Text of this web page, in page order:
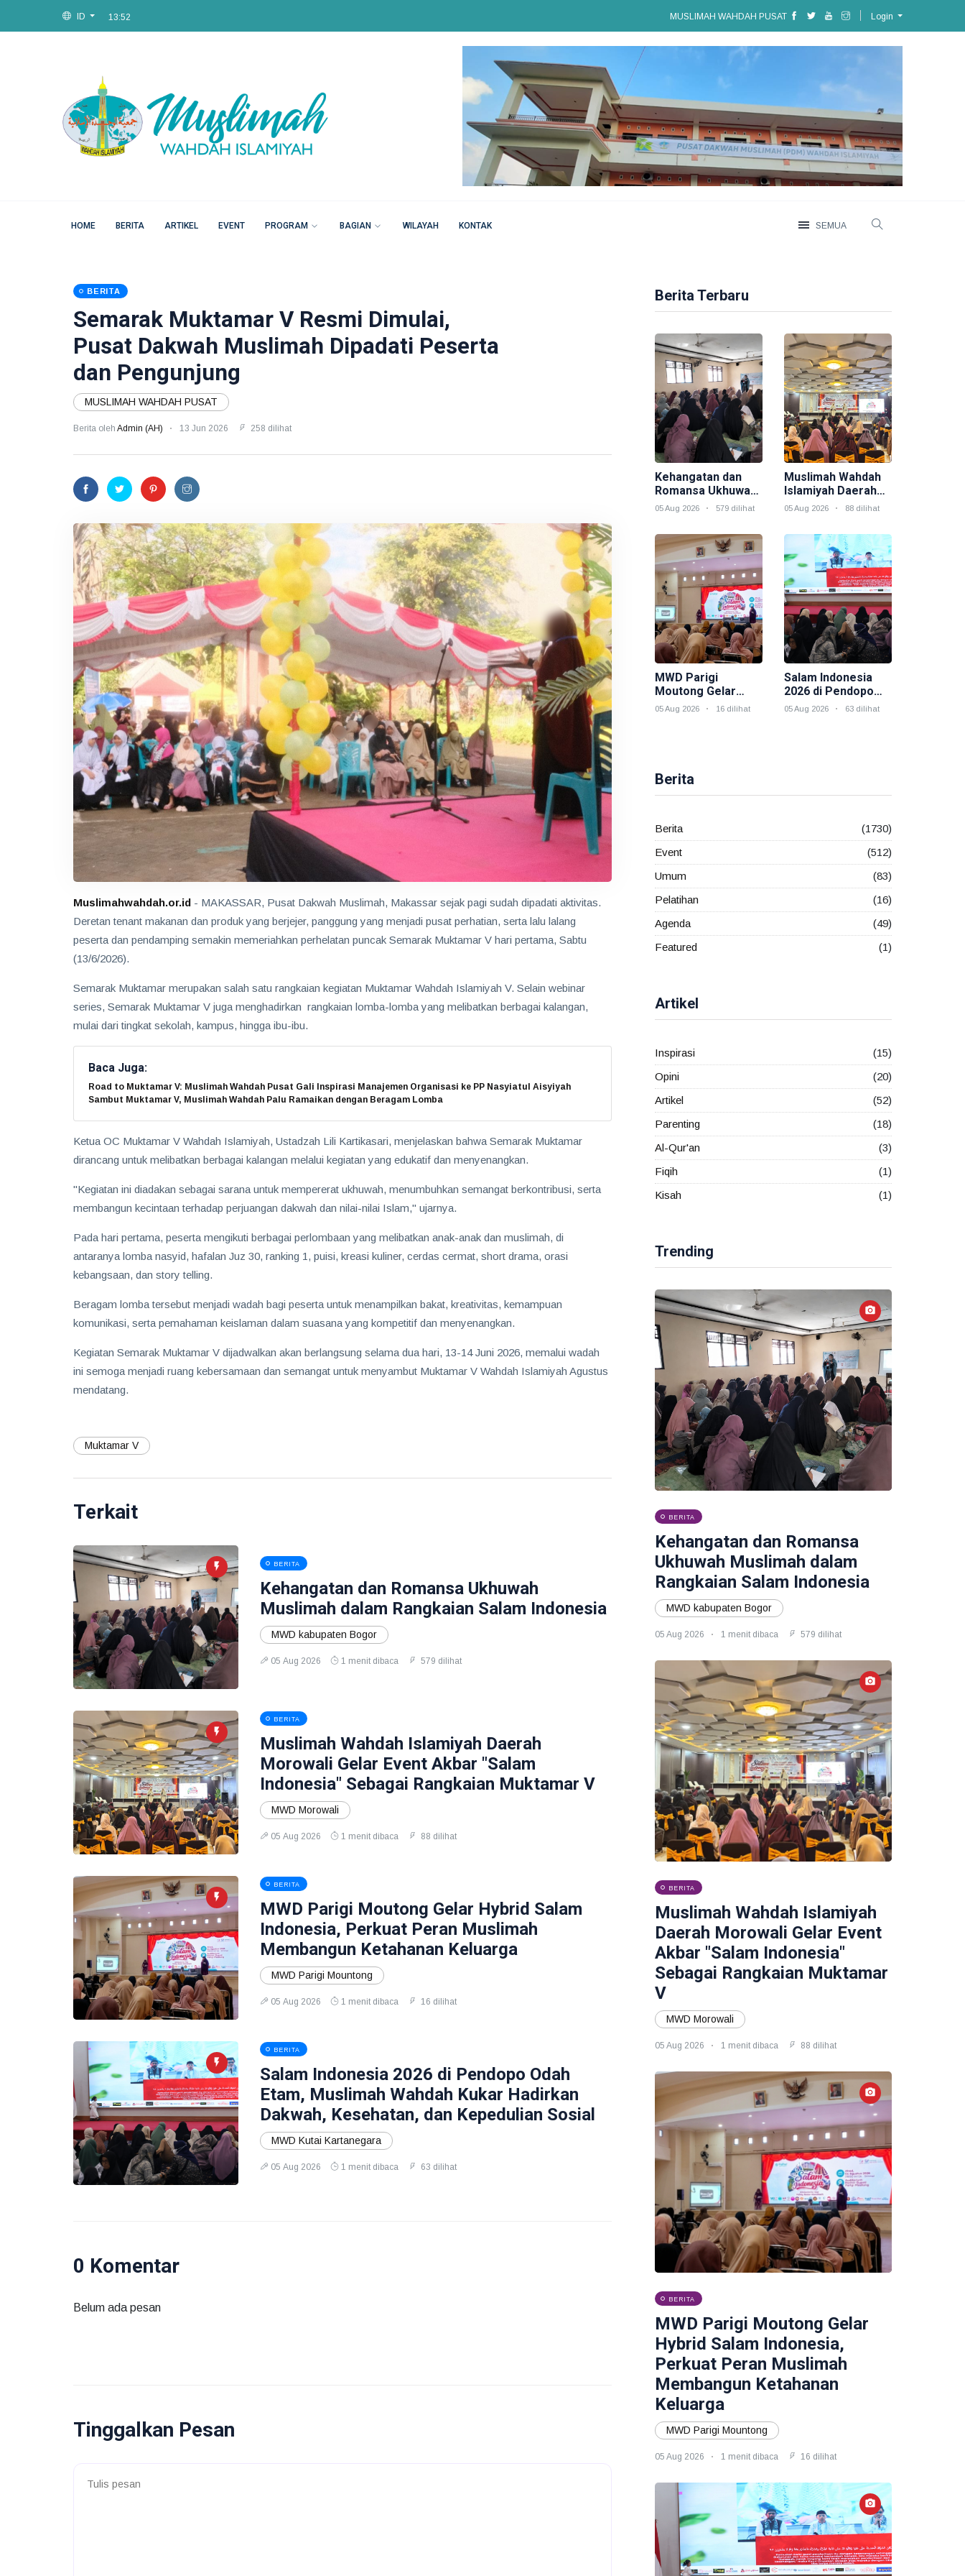
ID
13:52
Fri, 07 Aug 2026
MUSLIMAH WAHDAH PUSAT Login
SEMUA
HOME BERITA ARTIKEL EVENT PROGRAM BAGIAN WILAYAH KONTAK
BERITA
Semarak Muktamar V Resmi Dimulai,
Pusat Dakwah Muslimah Dipadati Peserta
dan Pengunjung
MUSLIMAH WAHDAH PUSAT
Berita oleh Admin (AH) 13 Jun 2026 258 dilihat
Muslimahwahdah.or.id - MAKASSAR, Pusat Dakwah Muslimah, Makassar sejak pagi sudah dipadati aktivitas.
Deretan tenant makanan dan produk yang berjejer, panggung yang menjadi pusat perhatian, serta lalu lalang
peserta dan pendamping semakin memeriahkan perhelatan puncak Semarak Muktamar V hari pertama, Sabtu
(13/6/2026).
Semarak Muktamar merupakan salah satu rangkaian kegiatan Muktamar Wahdah Islamiyah V. Selain webinar
series, Semarak Muktamar V juga menghadirkan rangkaian lomba-lomba yang melibatkan berbagai kalangan,
mulai dari tingkat sekolah, kampus, hingga ibu-ibu.
Baca Juga:
Road to Muktamar V: Muslimah Wahdah Pusat Gali Inspirasi Manajemen Organisasi ke PP Nasyiatul Aisyiyah
Sambut Muktamar V, Muslimah Wahdah Palu Ramaikan dengan Beragam Lomba
Ketua OC Muktamar V Wahdah Islamiyah, Ustadzah Lili Kartikasari, menjelaskan bahwa Semarak Muktamar
dirancang untuk melibatkan berbagai kalangan melalui kegiatan yang edukatif dan menyenangkan.
"Kegiatan ini diadakan sebagai sarana untuk mempererat ukhuwah, menumbuhkan semangat berkontribusi, serta
membangun kecintaan terhadap perjuangan dakwah dan nilai-nilai Islam," ujarnya.
Pada hari pertama, peserta mengikuti berbagai perlombaan yang melibatkan anak-anak dan muslimah, di
antaranya lomba nasyid, hafalan Juz 30, ranking 1, puisi, kreasi kuliner, cerdas cermat, short drama, orasi
kebangsaan, dan story telling.
Beragam lomba tersebut menjadi wadah bagi peserta untuk menampilkan bakat, kreativitas, kemampuan
komunikasi, serta pemahaman keislaman dalam suasana yang kompetitif dan menyenangkan.
Kegiatan Semarak Muktamar V dijadwalkan akan berlangsung selama dua hari, 13-14 Juni 2026, memalui wadah
ini semoga menjadi ruang kebersamaan dan semangat untuk menyambut Muktamar V Wahdah Islamiyah Agustus
mendatang.
Muktamar V
Terkait
BERITA
Kehangatan dan Romansa Ukhuwah
Muslimah dalam Rangkaian Salam Indonesia
MWD kabupaten Bogor
05 Aug 2026 1 menit dibaca 579 dilihat
BERITA
Muslimah Wahdah Islamiyah Daerah
Morowali Gelar Event Akbar "Salam
Indonesia" Sebagai Rangkaian Muktamar V
MWD Morowali
05 Aug 2026 1 menit dibaca 88 dilihat
BERITA
MWD Parigi Moutong Gelar Hybrid Salam
Indonesia, Perkuat Peran Muslimah
Membangun Ketahanan Keluarga
MWD Parigi Mountong
05 Aug 2026 1 menit dibaca 16 dilihat
BERITA
Salam Indonesia 2026 di Pendopo Odah
Etam, Muslimah Wahdah Kukar Hadirkan
Dakwah, Kesehatan, dan Kepedulian Sosial
MWD Kutai Kartanegara
05 Aug 2026 1 menit dibaca 63 dilihat
0 Komentar
Belum ada pesan
Tinggalkan Pesan
Berita Terbaru
Kehangatan dan
Romansa Ukhuwah
Muslimah dalam
Indonesia
05 Aug 2026 579 dilihat
Muslimah Wahdah
Islamiyah Daerah
Morowali Gelar
Indonesia" Sebagai
Rangkaian
Muktamar V
05 Aug 2026 88 dilihat
MWD Parigi
Moutong Gelar
Hybrid Salam
Keluarga
05 Aug 2026 16 dilihat
Salam Indonesia
2026 di Pendopo
Odah Etam,
05 Aug 2026 63 dilihat
Berita
Berita
(1730)
Event
(512)
Umum
(83)
Pelatihan
(16)
Agenda
(49)
Featured
(1)
Artikel
Inspirasi
(15)
Opini
(20)
Artikel
(52)
Parenting
(18)
Al-Qur'an
(3)
Fiqih
(1)
Kisah
(1)
Trending
BERITA
Kehangatan dan Romansa
Ukhuwah Muslimah dalam
Rangkaian Salam Indonesia
MWD kabupaten Bogor
05 Aug 2026 1 menit dibaca 579 dilihat
BERITA
Muslimah Wahdah Islamiyah
Daerah Morowali Gelar Event
Akbar "Salam Indonesia"
Sebagai Rangkaian Muktamar
V
MWD Morowali
05 Aug 2026 1 menit dibaca 88 dilihat
BERITA
MWD Parigi Moutong Gelar
Hybrid Salam Indonesia,
Perkuat Peran Muslimah
Membangun Ketahanan
Keluarga
MWD Parigi Mountong
05 Aug 2026 1 menit dibaca 16 dilihat